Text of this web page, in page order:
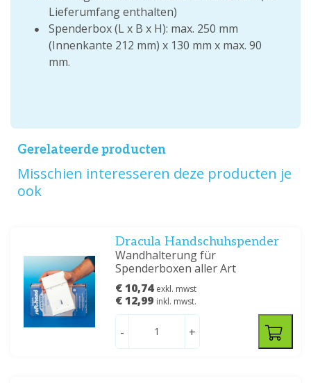
Lieferumfang enthalten)
Spenderbox (L x B x H): max. 250 mm
(Innenkante 212 mm) x 130 mm x max. 90
mm.
Gerelateerde producten
Misschien interesseren deze producten je
ook
Dracula Handschuhspender
Wandhalterung für
Spenderboxen aller Art
€ 10,74 exkl. mwst
€ 12,99 inkl. mwst.
- +